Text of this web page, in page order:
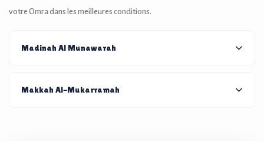
votre Omra dans les meilleures conditions.
Madinah Al Munawarah
Makkah Al-Mukarramah